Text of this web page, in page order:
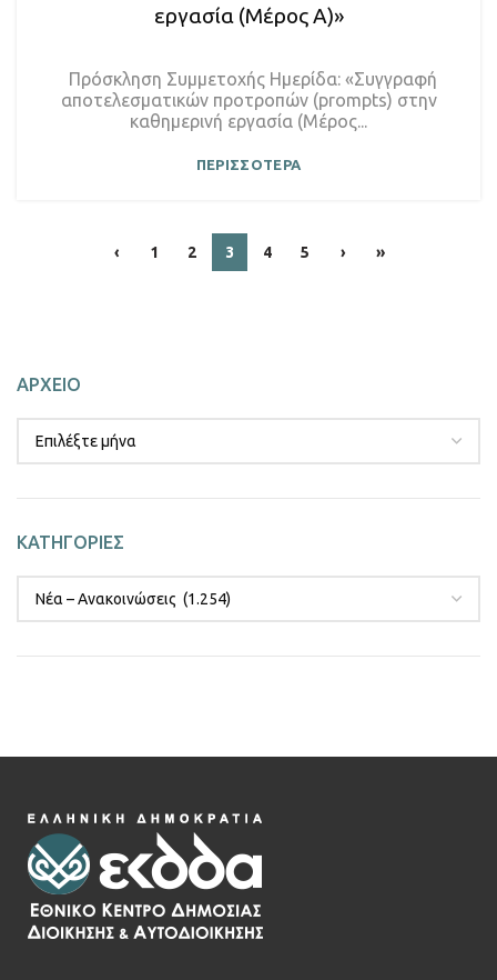
εργασία (Μέρος Α)»
Πρόσκληση Συμμετοχής Ημερίδα: «Συγγραφή
αποτελεσματικών προτροπών (prompts) στην
καθημερινή εργασία (Μέρος...
ΠΕΡΙΣΣΟΤΕΡΑ
‹ 1 2 3 4 5 › »
ΑΡΧΕΙΟ
ΚΑΤΗΓΟΡΙΕΣ